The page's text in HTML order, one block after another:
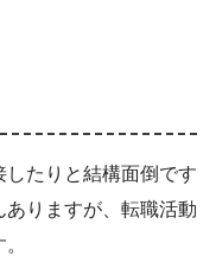
たりと結構面倒です
りますが、転職活動